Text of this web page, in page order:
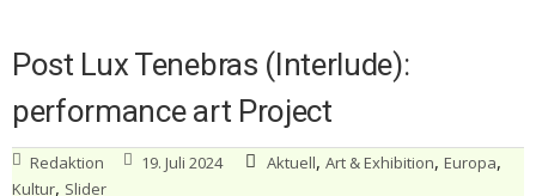
Post Lux Tenebras (Interlude):
performance art Project
Redaktion 19. Juli 2024 Aktuell, Art & Exhibition, Europa,
Kultur, Slider